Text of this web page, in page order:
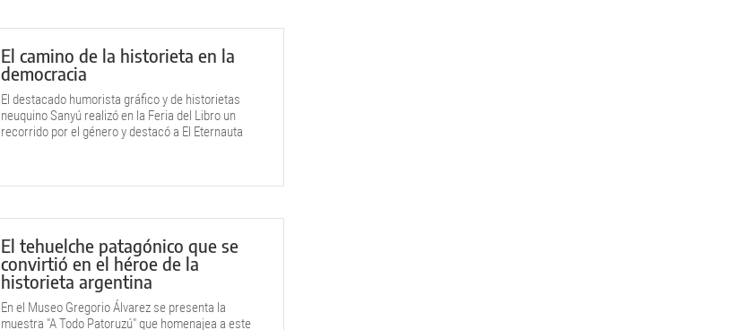
El camino de la historieta en la
democracia
El destacado humorista gráfico y de historietas
neuquino Sanyú realizó en la Feria del Libro un
recorrido por el género y destacó a El Eternauta
El tehuelche patagónico que se
convirtió en el héroe de la
historieta argentina
En el Museo Gregorio Álvarez se presenta la
muestra "A Todo Patoruzú" que homenajea a este